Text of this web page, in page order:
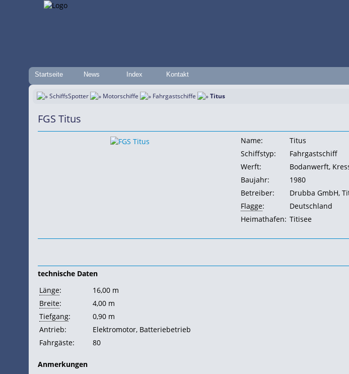
Startseite News Index Kontakt
SchiffsSpotter Motorschiffe Fahrgastschiffe Titus
FGS Titus
Name:
Titus
Schiffstyp:
Fahrgastschiff
Werft:
Bodanwerft,
Baujahr:
1980
Betreiber:
Drubba GmbH,
Flagge:
Deutschland
Heimathafen: Titisee
technische Daten
Länge:
16,00 m
Breite:
4,00 m
Tiefgang:
0,90 m
Antrieb:
Elektromotor, Batteriebetrieb
Fahrgäste:
80
Anmerkungen